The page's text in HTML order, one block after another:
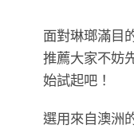
面對琳瑯滿目
推薦大家不妨
始試起吧！
選用來自澳洲